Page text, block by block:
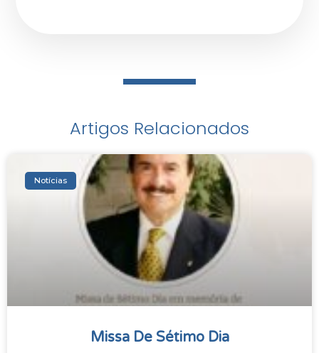
Artigos Relacionados
Notícias
Missa De Sétimo Dia